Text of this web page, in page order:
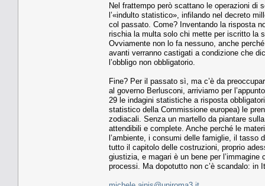
Nel frattempo però scattano le operazioni di
l’«indulto statistico», infilando nel decreto
col passato. Come? Inventando la risposta
rischia la multa solo chi mette per iscritto la
Ovviamente non lo fa nessuno, anche
avanti verranno castigati a condizione che
l’obbligo non obbligatorio.
Fine? Per il passato sì, ma c’è da
al governo Berlusconi, arriviamo per
29 le indagini statistiche a risposta
statistico della Commissione europea) le
zodiacali. Senza un martello da piantare
attendibili e complete. Anche perché le
l’ambiente, i consumi delle famiglie, il tasso
tutto il capitolo delle costruzioni, proprio
giustizia, e magari è un bene per
processi. Ma dopotutto non c’è scandalo: in